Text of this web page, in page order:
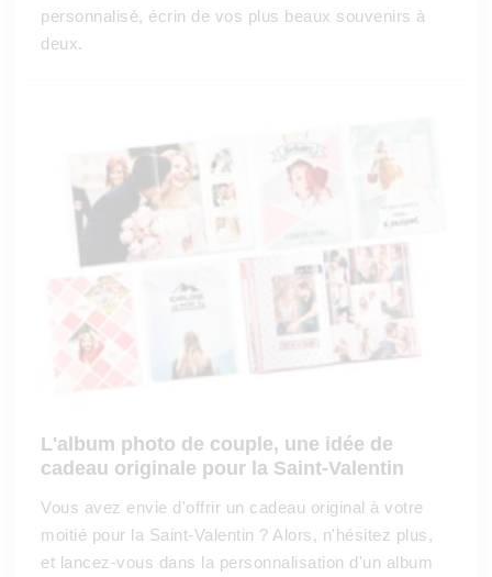
personnalisé, écrin de vos plus beaux souvenirs à
deux.
L'album photo de couple, une idée de
cadeau originale pour la Saint-Valentin
Vous avez envie d'offrir un cadeau original à votre
moitié pour la Saint-Valentin ? Alors, n'hésitez plus,
et lancez-vous dans la personnalisation d'un album